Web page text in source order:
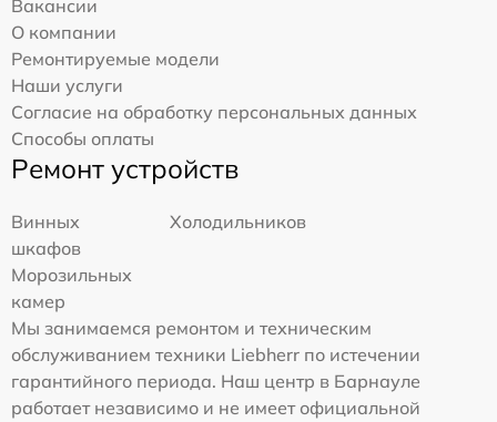
Вакансии
О компании
Ремонтируемые модели
Наши услуги
Согласие на обработку персональных данных
Способы оплаты
Ремонт устройств
Винных
шкафов
Холодильников
Морозильных
камер
Мы занимаемся ремонтом и техническим
обслуживанием техники Liebherr по истечении
гарантийного периода. Наш центр в Барнауле
работает независимо и не имеет официальной